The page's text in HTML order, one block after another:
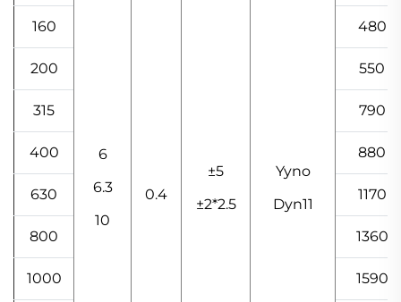
6
6.3
10
0.4
±5
±2*2.5
Yyno
Dyn11
160 480
200 550
315 790
400 880
630 1170
800 1360
1000 1590